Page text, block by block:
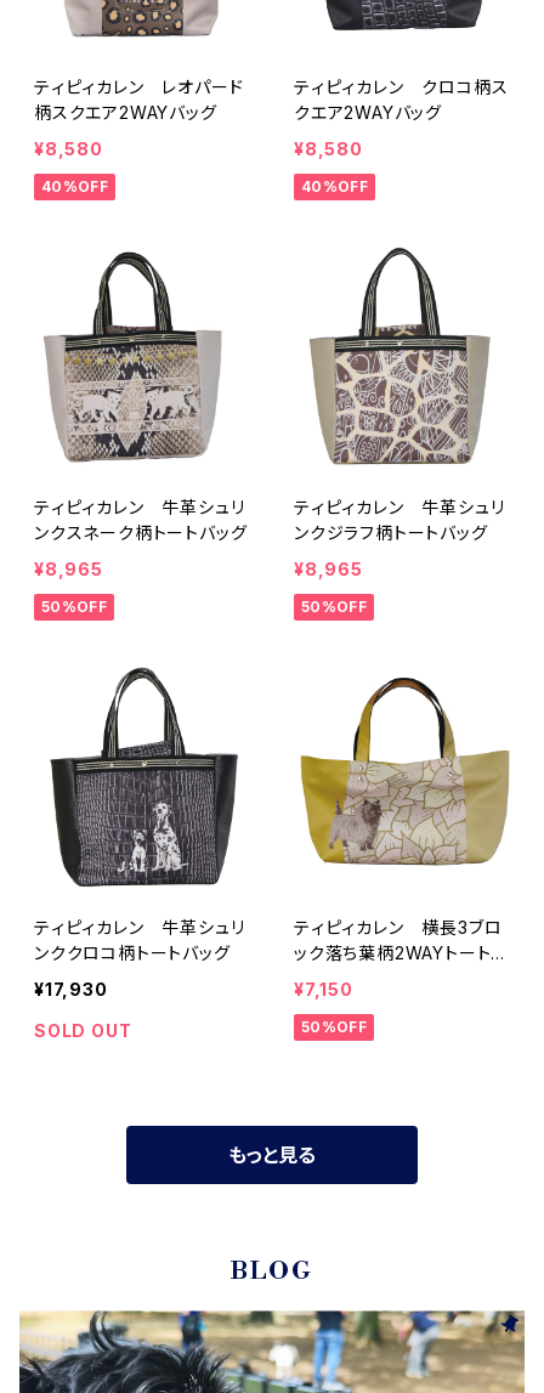
ティピィカレン レオパード
柄スクエア2WAYバッグ
¥8,580
40%OFF
ティピィカレン クロコ柄ス
クエア2WAYバッグ
¥8,580
40%OFF
ティピィカレン 牛革シュリ
ンクスネーク柄トートバッグ
¥8,965
50%OFF
ティピィカレン 牛革シュリ
ンクジラフ柄トートバッグ
¥8,965
50%OFF
ティピィカレン 牛革シュリ
ンククロコ柄トートバッグ
¥17,930
SOLD OUT
ティピィカレン 横長3ブロ
ック落ち葉柄2WAYトートバ
ッグ
¥7,150
50%OFF
もっと見る
BLOG